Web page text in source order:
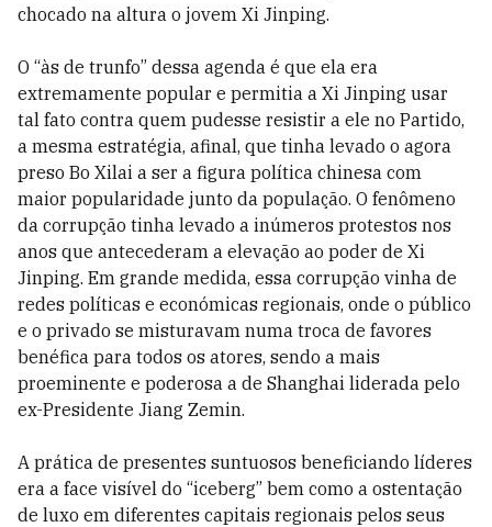
chocado na altura o jovem Xi Jinping.
O “às de trunfo” dessa agenda é que ela era
extremamente popular e permitia a Xi Jinping usar
tal fato contra quem pudesse resistir a ele no Partido,
a mesma estratégia, afinal, que tinha levado o agora
preso Bo Xilai a ser a figura política chinesa com
maior popularidade junto da população. O fenômeno
da corrupção tinha levado a inúmeros protestos nos
anos que antecederam a elevação ao poder de Xi
Jinping. Em grande medida, essa corrupção vinha de
redes políticas e económicas regionais, onde o público
e o privado se misturavam numa troca de favores
benéfica para todos os atores, sendo a mais
proeminente e poderosa a de Shanghai liderada pelo
ex-Presidente Jiang Zemin.
A prática de presentes suntuosos beneficiando líderes
era a face visível do “iceberg” bem como a ostentação
de luxo em diferentes capitais regionais pelos seus